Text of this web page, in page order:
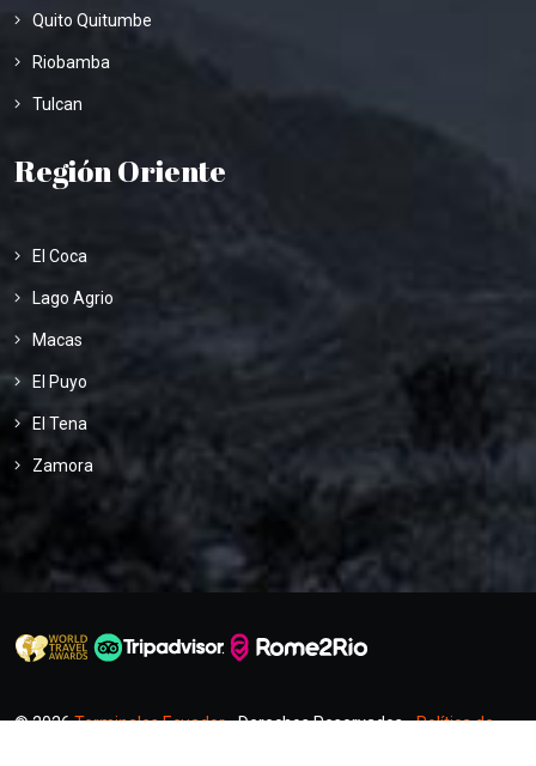
Quito Quitumbe
Riobamba
Tulcan
Región Oriente
El Coca
Lago Agrio
Macas
El Puyo
El Tena
Zamora
© 2026Terminales Ecuador- Derechos Reservados -Política de